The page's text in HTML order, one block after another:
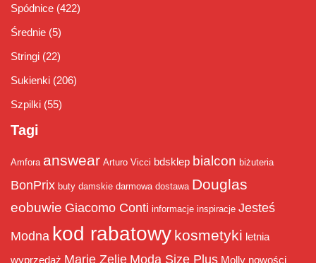
Spódnice (422)
Średnie (5)
Stringi (22)
Sukienki (206)
Szpilki (55)
Tagi
Amfora answear Arturo Vicci bdsklep bialcon biżuteria
BonPrix buty damskie darmowa dostawa Douglas
eobuwie Giacomo Conti informacje inspiracje Jesteś
Modna kod rabatowy kosmetyki letnia
wyprzedaż Marie Zelie Moda Size Plus Molly nowości